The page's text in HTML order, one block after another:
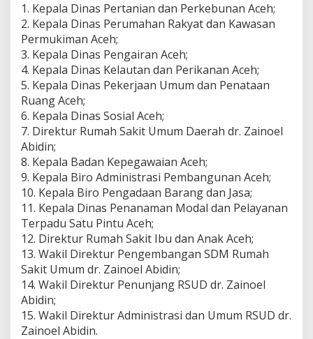
1. Kepala Dinas Pertanian dan Perkebunan Aceh;
2. Kepala Dinas Perumahan Rakyat dan Kawasan
Permukiman Aceh;
3. Kepala Dinas Pengairan Aceh;
4. Kepala Dinas Kelautan dan Perikanan Aceh;
5. Kepala Dinas Pekerjaan Umum dan Penataan
Ruang Aceh;
6. Kepala Dinas Sosial Aceh;
7. Direktur Rumah Sakit Umum Daerah dr. Zainoel
Abidin;
8. Kepala Badan Kepegawaian Aceh;
9. Kepala Biro Administrasi Pembangunan Aceh;
10. Kepala Biro Pengadaan Barang dan Jasa;
11. Kepala Dinas Penanaman Modal dan Pelayanan
Terpadu Satu Pintu Aceh;
12. Direktur Rumah Sakit Ibu dan Anak Aceh;
13. Wakil Direktur Pengembangan SDM Rumah
Sakit Umum dr. Zainoel Abidin;
14. Wakil Direktur Penunjang RSUD dr. Zainoel
Abidin;
15. Wakil Direktur Administrasi dan Umum RSUD dr.
Zainoel Abidin.